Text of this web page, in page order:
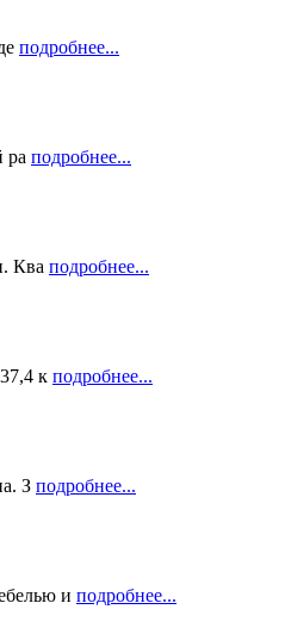
подробнее...
ра подробнее...
Ква подробнее...
к подробнее...
З подробнее...
и подробнее...